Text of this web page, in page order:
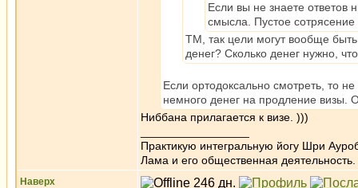
Если вы не знаете ответов
смысла. Пустое сотрясение
ТМ, так цели могут вообще
денег? Сколько денег нужно,
Если ортодоксально смотреть, то
немного денег на продление визы.
Ниббана прилагается к визе. )))
Практикую интегральную йогу Шри
Лама и его общественная деятельность.
Наверх